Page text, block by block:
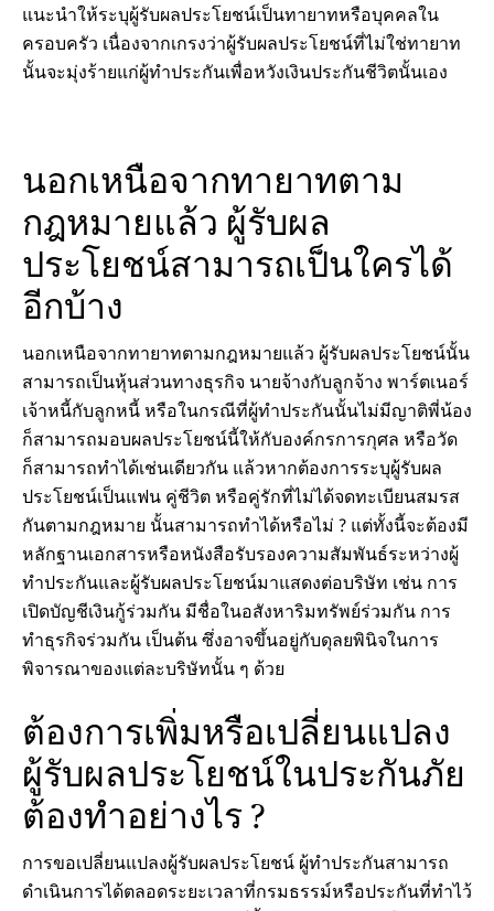
แนะนำให้ระบุผู้รับผลประโยชน์เป็นทายาทหรือบุคคลใน
ครอบครัว เนื่องจากเกรงว่าผู้รับผลประโยชน์ที่ไม่ใช่ทายาท
นั้นจะมุ่งร้ายแก่ผู้ทำประกันเพื่อหวังเงินประกันชีวิตนั้นเอง
นอกเหนือจากทายาทตาม
กฎหมายแล้ว ผู้รับผล
ประโยชน์สามารถเป็นใครได้
อีกบ้าง
นอกเหนือจากทายาทตามกฎหมายแล้ว ผู้รับผลประโยชน์นั้น
สามารถเป็นหุ้นส่วนทางธุรกิจ นายจ้างกับลูกจ้าง พาร์ตเนอร์
เจ้าหนี้กับลูกหนี้ หรือในกรณีที่ผู้ทำประกันนั้นไม่มีญาติพี่น้อง
ก็สามารถมอบผลประโยชน์นี้ให้กับองค์กรการกุศล หรือวัด
ก็สามารถทำได้เช่นเดียวกัน แล้วหากต้องการระบุผู้รับผล
ประโยชน์เป็นแฟน คู่ชีวิต หรือคู่รักที่ไม่ได้จดทะเบียนสมรส
กันตามกฎหมาย นั้นสามารถทำได้หรือไม่ ? แต่ทั้งนี้จะต้องมี
หลักฐานเอกสารหรือหนังสือรับรองความสัมพันธ์ระหว่างผู้
ทำประกันและผู้รับผลประโยชน์มาแสดงต่อบริษัท เช่น การ
เปิดบัญชีเงินกู้ร่วมกัน มีชื่อในอสังหาริมทรัพย์ร่วมกัน การ
ทำธุรกิจร่วมกัน เป็นต้น ซึ่งอาจขึ้นอยู่กับดุลยพินิจในการ
พิจารณาของแต่ละบริษัทนั้น ๆ ด้วย
ต้องการเพิ่มหรือเปลี่ยนแปลง
ผู้รับผลประโยชน์ในประกันภัย
ต้องทำอย่างไร ?
การขอเปลี่ยนแปลงผู้รับผลประโยชน์ ผู้ทำประกันสามารถ
ดำเนินการได้ตลอดระยะเวลาที่กรมธรรม์หรือประกันที่ทำไว้